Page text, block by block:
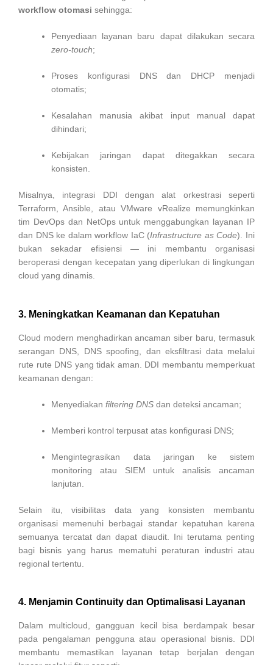
workflow otomasi sehingga:
Penyediaan layanan baru dapat dilakukan secara
zero-touch;
Proses konfigurasi DNS dan DHCP menjadi
otomatis;
Kesalahan manusia akibat input manual dapat
dihindari;
Kebijakan jaringan dapat ditegakkan secara
konsisten.
Misalnya, integrasi DDI dengan alat orkestrasi seperti
Terraform, Ansible, atau VMware vRealize memungkinkan
tim DevOps dan NetOps untuk menggabungkan layanan IP
dan DNS ke dalam workflow IaC (Infrastructure as Code). Ini
bukan sekadar efisiensi — ini membantu organisasi
beroperasi dengan kecepatan yang diperlukan di lingkungan
cloud yang dinamis.
3. Meningkatkan Keamanan dan Kepatuhan
Cloud modern menghadirkan ancaman siber baru, termasuk
serangan DNS, DNS spoofing, dan eksfiltrasi data melalui
rute rute DNS yang tidak aman. DDI membantu memperkuat
keamanan dengan:
Menyediakan filtering DNS dan deteksi ancaman;
Memberi kontrol terpusat atas konfigurasi DNS;
Mengintegrasikan data jaringan ke sistem
monitoring atau SIEM untuk analisis ancaman
lanjutan.
Selain itu, visibilitas data yang konsisten membantu
organisasi memenuhi berbagai standar kepatuhan karena
semuanya tercatat dan dapat diaudit. Ini terutama penting
bagi bisnis yang harus mematuhi peraturan industri atau
regional tertentu.
4. Menjamin Continuity dan Optimalisasi Layanan
Dalam multicloud, gangguan kecil bisa berdampak besar
pada pengalaman pengguna atau operasional bisnis. DDI
membantu memastikan layanan tetap berjalan dengan